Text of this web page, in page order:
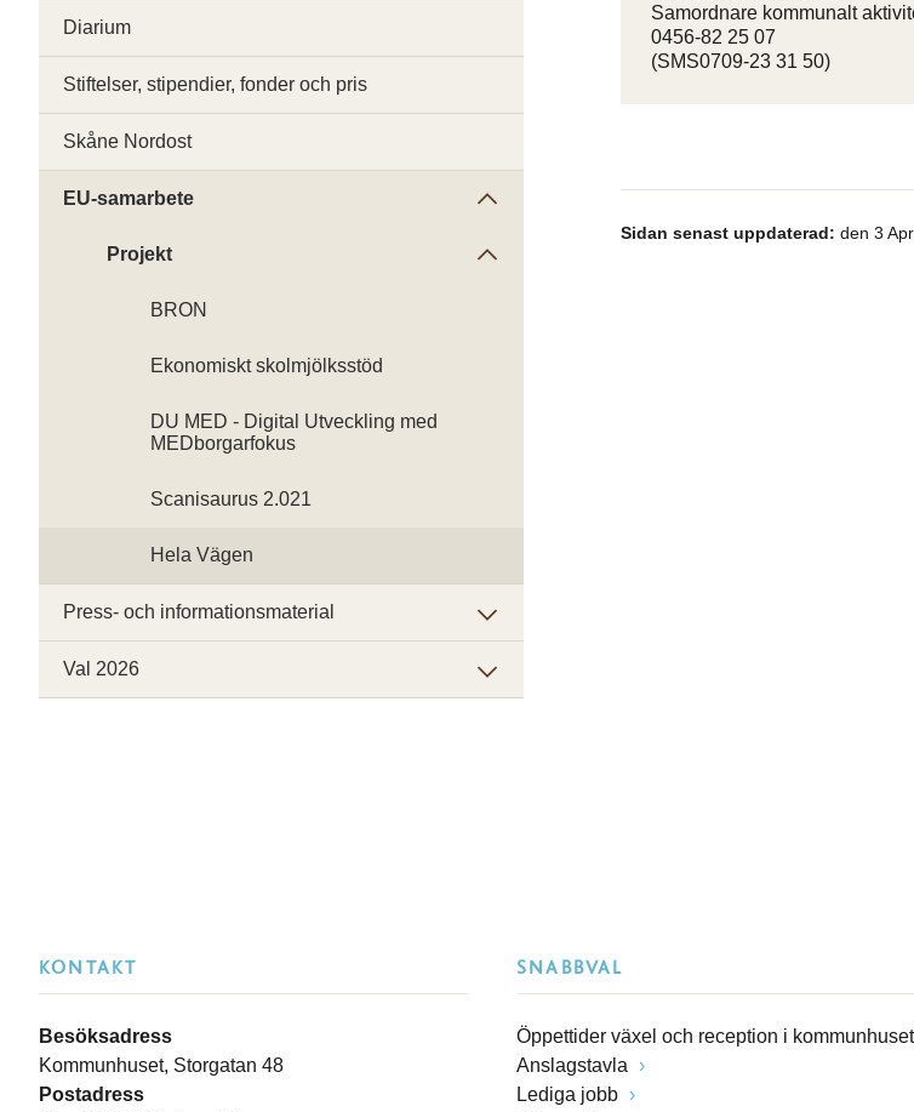
Samordnare kommunalt
0456-82 25 07
(SMS0709-23 31 50)
Sidan senast uppdaterad: den 3
Diarium
Stiftelser, stipendier, fonder och pris
Skåne Nordost
EU-samarbete
Projekt
BRON
Ekonomiskt skolmjölksstöd
DU MED - Digital Utveckling med
MEDborgarfokus
Scanisaurus 2.021
Hela Vägen
Press- och informationsmaterial
Val 2026
KONTAKT
Besöksadress
Kommunhuset, Storgatan 48
Postadress
SNABBVAL
Öppettider växel och reception i kommunhuset
Anslagstavla
Lediga jobb